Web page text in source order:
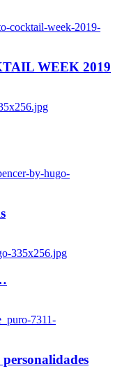
cocktail-week-2019-
WEEK 2019
by-hugo-
335x256.jpg
7311-